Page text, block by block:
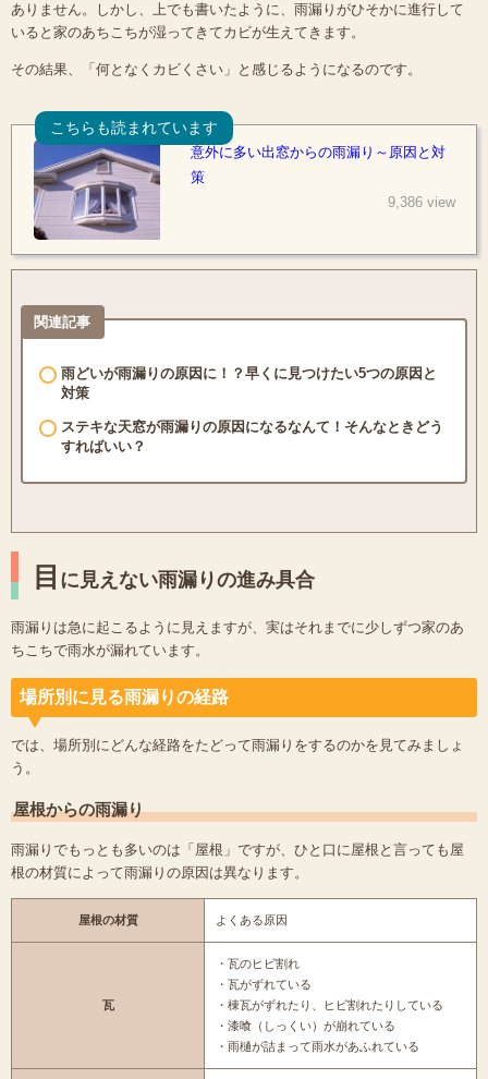
ありません。しかし、上でも書いたように、雨漏りがひそかに進行して
いると家のあちこちが湿ってきてカビが生えてきます。
その結果、「何となくカビくさい」と感じるようになるのです。
こちらも読まれています
意外に多い出窓からの雨漏り～原因と対
策
9,386 view
関連記事
雨どいが雨漏りの原因に！？早くに見つけたい5つの原因と
対策
ステキな天窓が雨漏りの原因になるなんて！そんなときどう
すればいい？
目 に見えない雨漏りの進み具合
雨漏りは急に起こるように見えますが、実はそれまでに少しずつ家のあ
ちこちで雨水が漏れています。
場所別に見る雨漏りの経路
では、場所別にどんな経路をたどって雨漏りをするのかを見てみましょ
う。
屋根からの雨漏り
雨漏りでもっとも多いのは「屋根」ですが、ひと口に屋根と言っても屋
根の材質によって雨漏りの原因は異なります。
屋根の材質 よくある原因
瓦
・瓦のヒビ割れ
・瓦がずれている
・棟瓦がずれたり、ヒビ割れたりしている
・漆喰（しっくい）が崩れている
・雨樋が詰まって雨水があふれている